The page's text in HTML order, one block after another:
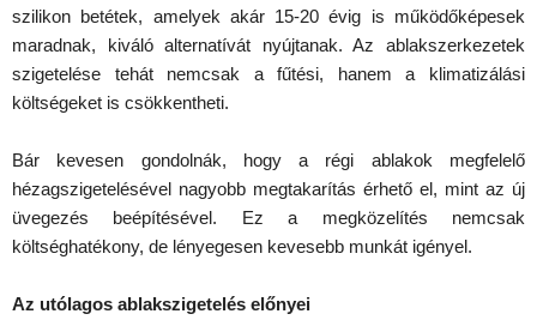
szilikon betétek, amelyek akár 15-20 évig is működőképesek
maradnak, kiváló alternatívát nyújtanak. Az ablakszerkezetek
szigetelése tehát nemcsak a fűtési, hanem a klimatizálási
költségeket is csökkentheti.
Bár kevesen gondolnák, hogy a régi ablakok megfelelő
hézagszigetelésével nagyobb megtakarítás érhető el, mint az új
üvegezés beépítésével. Ez a megközelítés nemcsak
költséghatékony, de lényegesen kevesebb munkát igényel.
Az utólagos ablakszigetelés előnyei